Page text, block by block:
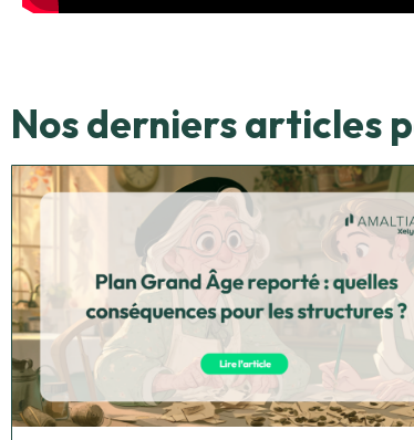
Nos derniers articles